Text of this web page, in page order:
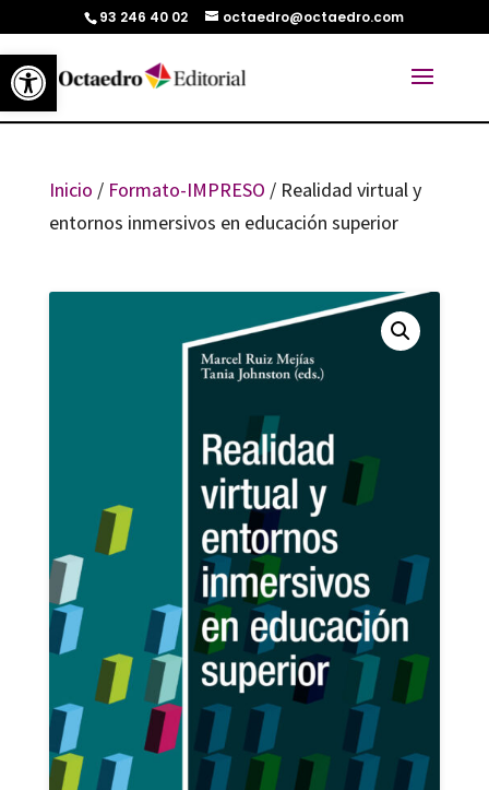
Abrir barra de herramientas
93 246 40 02 octaedro@octaedro.com
Inicio / Formato-IMPRESO / Realidad virtual y
entornos inmersivos en educación superior